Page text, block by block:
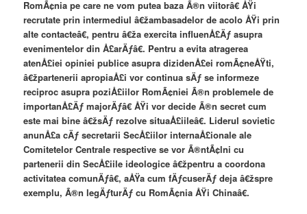
RomÃ¢nia pe care ne vom putea baza Ã®n viitorâ€ ÅŸi
recrutate prin intermediul â€žambasadelor de acolo ÅŸi prin
alte contacteâ€, pentru â€ža exercita influenÅ£Äƒ asupra
evenimentelor din Å£arÄƒâ€. Pentru a evita atragerea
atenÅ£iei opiniei publice asupra dizidenÅ£ei romÃ¢neÅŸti,
â€žpartenerii apropiaÅ£i vor continua sÄƒ se informeze
reciproc asupra poziÅ£iilor RomÃ¢niei Ã®n problemele de
importanÅ£Äƒ majorÄƒâ€ ÅŸi vor decide Ã®n secret cum
este mai bine â€žsÄƒ rezolve situaÅ£iileâ€. Liderul sovietic
anunÅ£a cÄƒ secretarii SecÅ£iilor internaÅ£ionale ale
Comitetelor Centrale respective se vor Ã®ntÃ¢lni cu
partenerii din SecÅ£iile ideologice â€žpentru a coordona
activitatea comunÄƒâ€, aÅŸa cum fÄƒcuserÄƒ deja â€žspre
exemplu, Ã®n legÄƒturÄƒ cu RomÃ¢nia ÅŸi Chinaâ€.